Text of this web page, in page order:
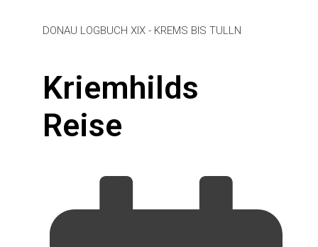
DONAU LOGBUCH XIX - KREMS BIS TULLN
Kriemhilds
Reise